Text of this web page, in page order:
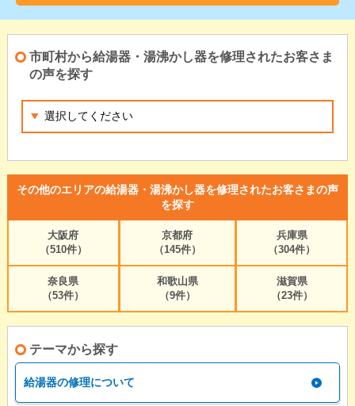
市町村から給湯器・湯沸かし器を修理されたお客さま
の声を探す
その他のエリアの給湯器・湯沸かし器を修理されたお客さまの声
を探す
大阪府
（510件）
京都府
（145件）
兵庫県
（304件）
奈良県
（53件）
和歌山県
（9件）
滋賀県
（23件）
テーマから探す
給湯器の修理について